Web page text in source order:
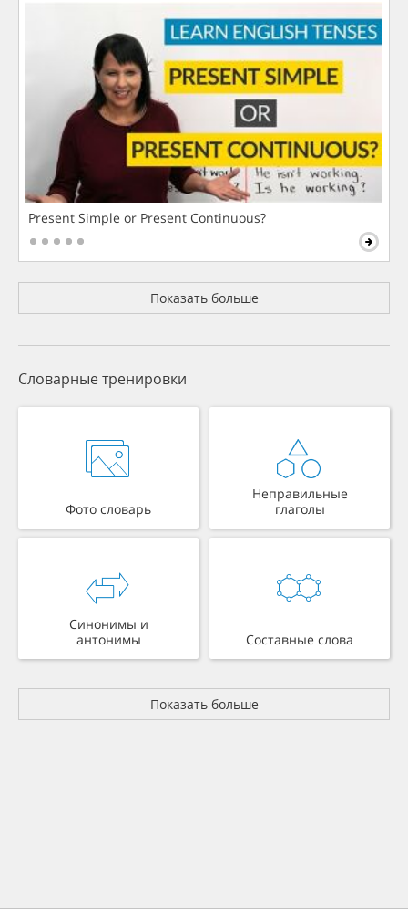
Present Simple or Present Continuous?
Показать больше
Словарные тренировки
Фото словарь
Неправильные
глаголы
Синонимы и
антонимы
Составные слова
Показать больше